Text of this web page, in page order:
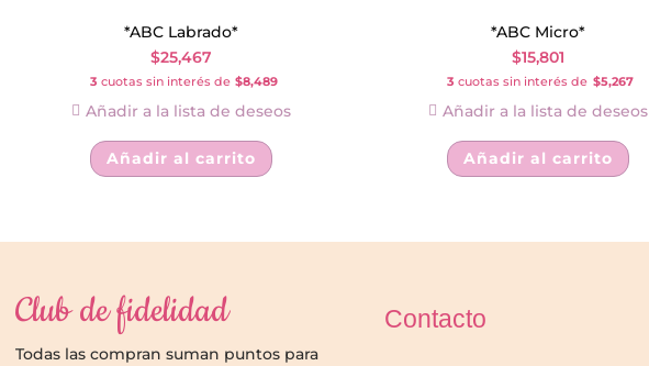
*ABC Labrado*
$25,467
3 cuotas sin interés de $8,489
Añadir a la lista de deseos
Añadir al carrito
*ABC Micro*
$15,801
3 cuotas sin interés de $5,267
Añadir a la lista de deseos
Añadir al carrito
Club de fidelidad
Todas las compran suman puntos para
Contacto